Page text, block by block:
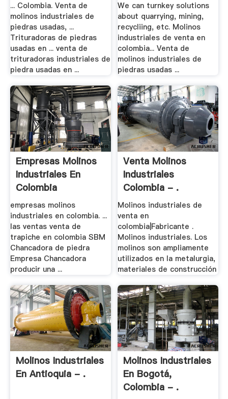
... Colombia. Venta de
molinos industriales de
piedras usadas, ...
Trituradoras de piedras
usadas en ... venta de
trituradoras industriales de
piedra usadas en ...
We can turnkey solutions
about quarrying, mining,
recycliing, etc. Molinos
industriales de venta en
colombia... Venta de
molinos industriales de
piedras usadas ...
Empresas Molinos
Industriales En
Colombia
empresas molinos
industriales en colombia. ...
las ventas venta de
trapiche en colombia SBM
Chancadora de piedra
Empresa Chancadora
producir una ...
Venta Molinos
Industriales
Colombia - .
Molinos industriales de
venta en
colombia|Fabricante .
Molinos industriales. Los
molinos son ampliamente
utilizados en la metalurgia,
materiales de construcción
Molinos Industriales
En Antioquia - .
Molinos Industriales
En Bogotá,
Colombia - .